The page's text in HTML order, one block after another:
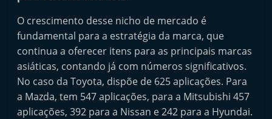
d
e
p
e
n
d
O crescimento desse nicho de mercado é
fundamental para a estratégia da marca, que
continua a oferecer itens para as principais marcas
asiáticas, contando já com números significativos.
No caso da Toyota, dispõe de 625 aplicações. Para
a Mazda, tem 547 aplicações, para a Mitsubishi 457
aplicações, 392 para a Nissan e 242 para a Hyundai.